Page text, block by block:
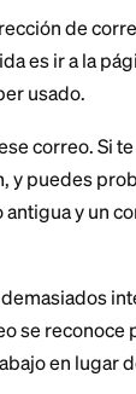
la
más
podrías
cuenta con
de